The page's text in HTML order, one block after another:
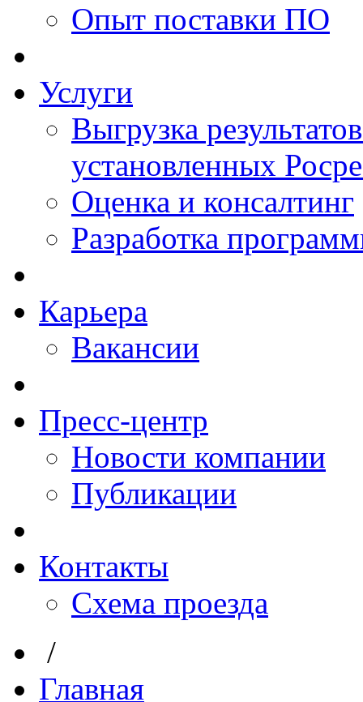
Опыт поставки ПО
Услуги
Выгрузка
установленных
Оценка и консалтинг
Разработка
Карьера
Вакансии
Пресс-центр
Новости компании
Публикации
Контакты
Схема проезда
/
Главная